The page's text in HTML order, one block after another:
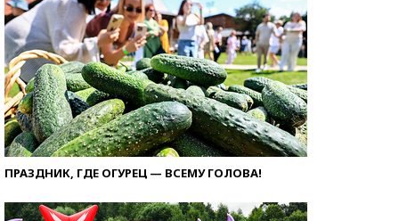
ПРАЗДНИК, ГДЕ ОГУРЕЦ — ВСЕМУ ГОЛОВА!